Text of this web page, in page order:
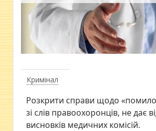
Кримінал
Розкрити справи щодо
зі слів правоохоронців, не дає
висновків медичних комісій.